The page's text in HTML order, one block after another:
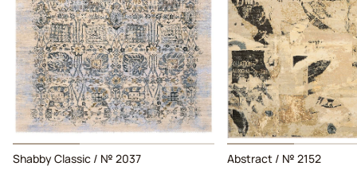
Shabby Classic / № 2037
Abstract / № 2152